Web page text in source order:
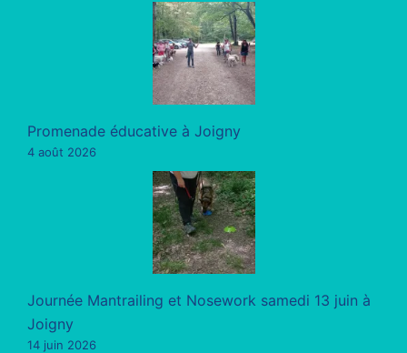
Promenade éducative à Joigny
4 août 2026
Journée Mantrailing et Nosework samedi 13 juin à
Joigny
14 juin 2026